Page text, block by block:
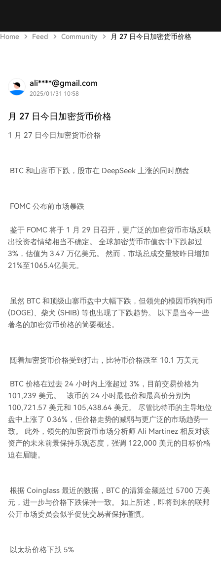
Home Feed Community 月 27 日今日加密货币价格
ali****@gmail.com
2025/01/31 10:58
月 27 日今日加密货币价格
1 月 27 日今日加密货币价格
BTC 和山寨币下跌，股市在 DeepSeek 上涨的同时崩盘
FOMC 公布前市场暴跌
鉴于 FOMC 将于 1 月 29 日召开，更广泛的加密货币市场反映
出投资者情绪相当不确定。 全球加密货币市值盘中下跌超过
3%，估值为 3.47 万亿美元。 然而，市场总成交量较昨日增加
21%至1065.4亿美元。
虽然 BTC 和顶级山寨币盘中大幅下跌，但领先的模因币狗狗币
(DOGE)、柴犬 (SHIB) 等也出现了下跌趋势。 以下是当今一些
著名的加密货币价格的简要概述。
随着加密货币价格受到打击，比特币价格跌至 10.1 万美元
BTC 价格在过去 24 小时内上涨超过 3%，目前交易价格为
101,239 美元。 该币的 24 小时最低价和最高价分别为
100,721.57 美元和 105,438.64 美元。 尽管比特币的主导地位
盘中上涨了 0.36%，但价格走势的减弱与更广泛的市场趋势一
致。 此外，领先的加密货币市场分析师 Ali Martinez 相反对该
资产的未来前景保持乐观态度，强调 122,000 美元的目标价格
迫在眉睫。
根据 Coinglass 最近的数据，BTC 的清算金额超过 5700 万美
元，进一步与价格下跌保持一致。 如上所述，即将到来的联邦
公开市场委员会似乎促使交易者保持谨慎。
以太坊价格下跌 5%